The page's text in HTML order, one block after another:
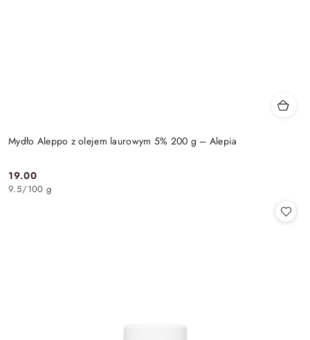
Mydło Aleppo z olejem laurowym 5% 200 g – Alepia
Cena:
19.00
9.5/100 g